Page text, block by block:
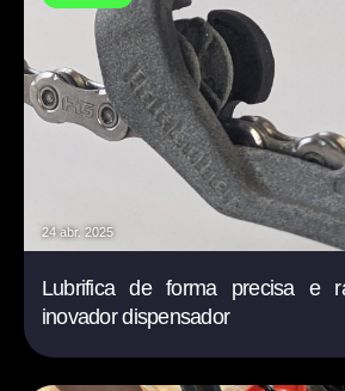
24 abr. 2025
Lubrifica de forma precisa e
inovador dispensador